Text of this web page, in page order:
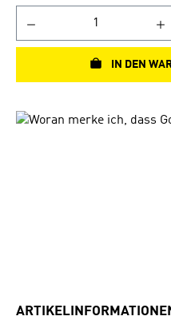
IN DEN
Bildergalerie